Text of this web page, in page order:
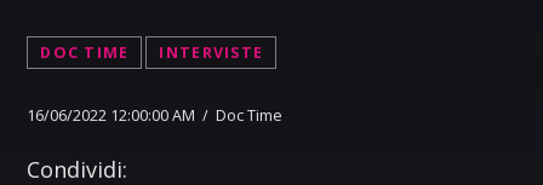
DOC TIME INTERVISTE
16/06/2022 12:00:00 AM / Doc Time
Condividi: